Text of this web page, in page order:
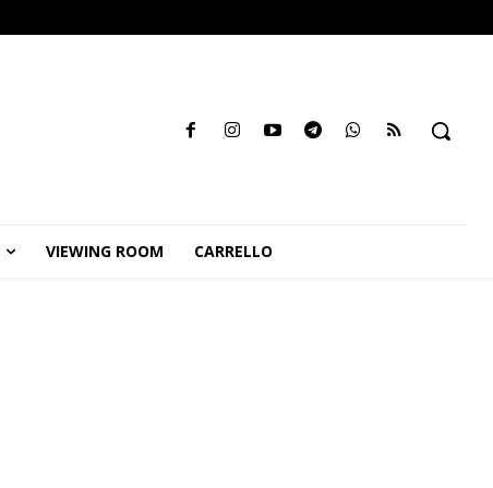
VIEWING ROOM CARRELLO